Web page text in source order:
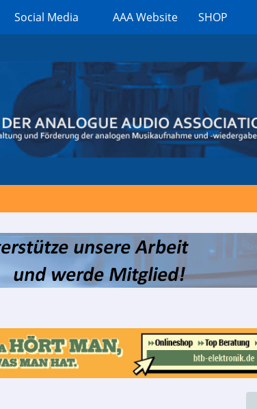
Social Media AAA Website SHOP